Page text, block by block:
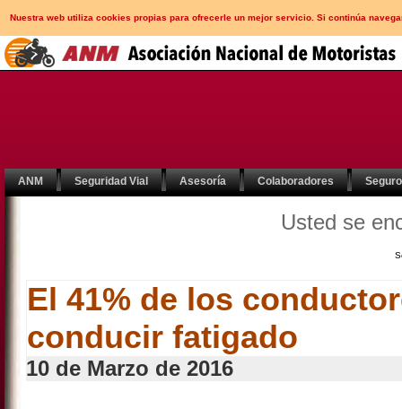
Nuestra web utiliza cookies propias para ofrecerle un mejor servicio. Si continúa
ANM Seguridad Vial Asesoría Colaboradores
Usted se
El 41% de los
conducir fatigado
10 de Marzo de 2016